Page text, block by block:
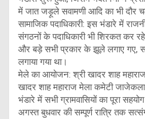
में जात जड़ूले सवामणी आदि का भी दौर
सामाजिक पदाधिकारी: इस भंडारे में
संगठनों के पदाधिकारी भी शिरकत कर
और बड़े सभी प्रकार के झूले लगाए गए,
लगाया गया था।
मेले का आयोजन: श्री खादर शाह
खादर शाह महाराज मेला कमेटी
भंडारे में सभी ग्रामवासियों का पूरा
अगस्त बुधवार की सम्पूर्ण रात्रि तक